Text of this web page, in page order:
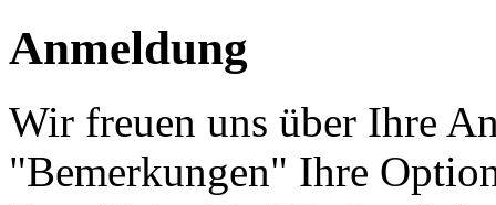
Anmeldung
Wir freuen uns über Ihre
"Bemerkungen" Ihre